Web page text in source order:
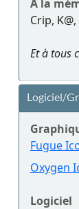
A la
Crip,
Et à tous
Logiciel/
Fugue
Oxygen
Logiciel